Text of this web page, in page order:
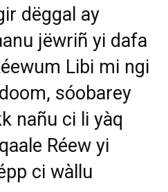
dëggal ay
jëwriñ yi dafa
Libi mi ngi
sóobarey
nañu ci li yàq
Réew yi
ci wàllu